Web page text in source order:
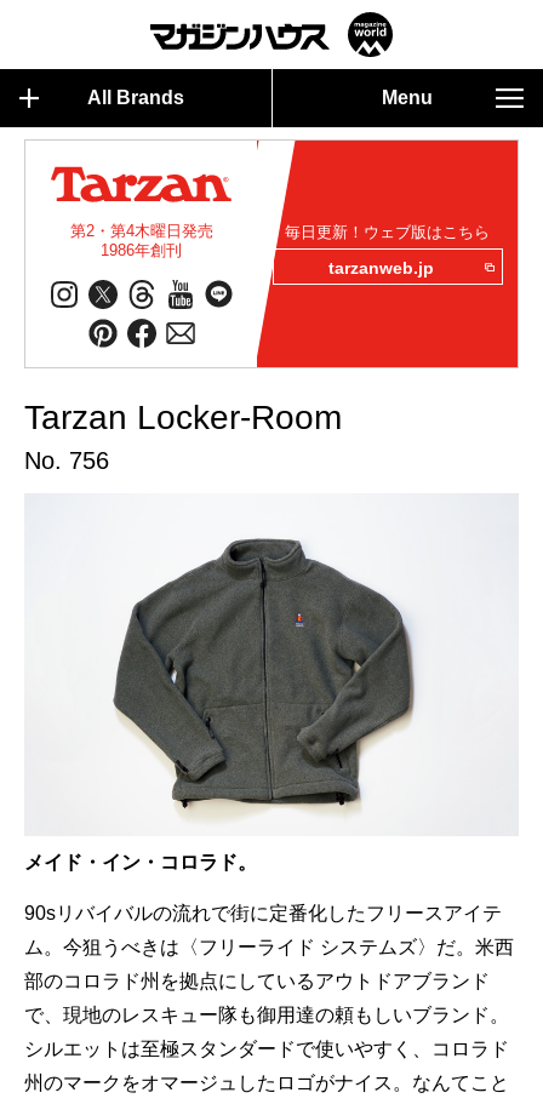
All Brands Menu
第2・第4木曜日発売
1986年創刊
毎日更新！ウェブ版はこちら
tarzanweb.jp
Tarzan Locker-Room
No. 756
メイド・イン・コロラド。
90sリバイバルの流れで街に定番化したフリースアイテ
ム。今狙うべきは〈フリーライド システムズ〉だ。米西
部のコロラド州を拠点にしているアウトドアブランド
で、現地のレスキュー隊も御用達の頼もしいブランド。
シルエットは至極スタンダードで使いやすく、コロラド
州のマークをオマージュしたロゴがナイス。なんてこと